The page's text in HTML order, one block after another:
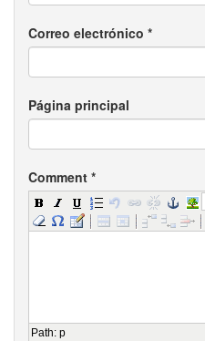
Correo electrónico *
Página principal
Comment *
Path: p